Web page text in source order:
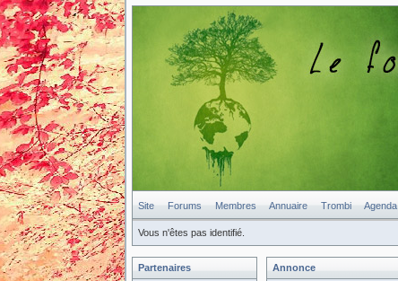
Site Forums Membres Annuaire Trombi Agenda
Vous n'êtes pas identifié.
Annonce
Partenaires